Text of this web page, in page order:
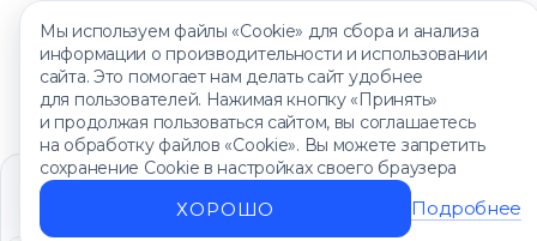
Мы используем файлы «Cookie» для сбора и анализа
информации о производительности и использовании
сайта. Это помогает нам делать сайт удобнее
для пользователей. Нажимая кнопку «Принять»
и продолжая пользоваться сайтом, вы соглашаетесь
на обработку файлов «Cookie». Вы можете запретить
сохранение Cookie в настройках своего браузера
ХОРОШО Подробнее
Единый контакт-центр
+7 (499) 450-88-89
Ежедневно с 8:00 до 20:00